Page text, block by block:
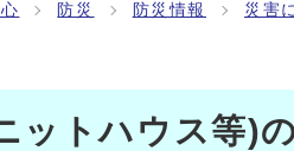
防災 防災情報 災害
ットハウス等)